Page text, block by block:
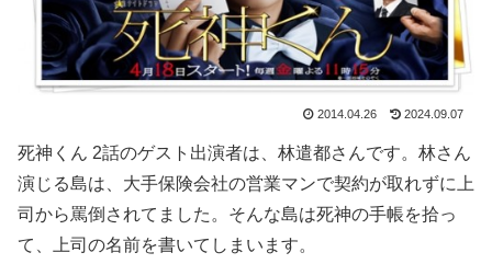
2014.04.26 2024.09.07
死神くん 2話のゲスト出演者は、林遣都さんです。林さん
演じる島は、大手保険会社の営業マンで契約が取れずに上
司から罵倒されてました。そんな島は死神の手帳を拾っ
て、上司の名前を書いてしまいます。